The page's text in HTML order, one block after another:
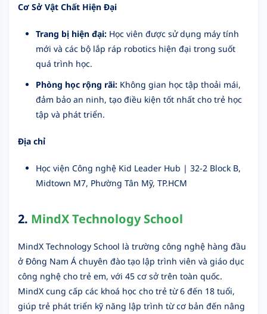
Cơ Sở Vật Chất Hiện Đại
Trang bị hiện đại: Học viên được sử dụng máy tính
mới và các bộ lắp ráp robotics hiện đại trong suốt
quá trình học.
Phòng học rộng rãi: Không gian học tập thoải mái,
đảm bảo an ninh, tạo điều kiện tốt nhất cho trẻ học
tập và phát triển.
Địa chỉ
Học viện Công nghệ Kid Leader Hub | 32-2 Block B,
Midtown M7, Phường Tân Mỹ, TP.HCM
2. MindX Technology School
MindX Technology School là trường công nghệ hàng đầu
ở Đông Nam Á chuyên đào tạo lập trình viên và giáo dục
công nghệ cho trẻ em, với 45 cơ sở trên toàn quốc.
MindX cung cấp các khoá học cho trẻ từ 6 đến 18 tuổi,
giúp trẻ phát triển kỹ năng lập trình từ cơ bản đến nâng